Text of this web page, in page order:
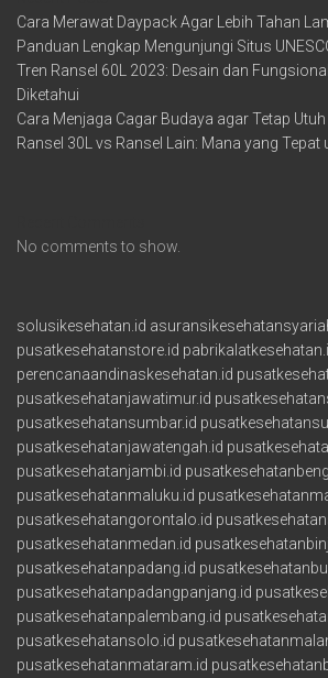
Cara Merawat Daypack Agar Lebih Tahan
Panduan Lengkap Mengunjungi Situs
Tren Ransel 60L 2023: Desain dan
Diketahui
Cara Menjaga Cagar Budaya agar Tetap
Ransel 30L vs Ransel Lain: Mana yang Tepat
No comments to show.
solusikesehatan.id
pusatkesehatanstore.id
perencanaandinaskesehatan.id
pusatkesehatanjawatimur.id
pusatkesehatansumbar.id
pusatkesehatanjawatengah.id
pusatkesehatanjambi.id
pusatkesehatanmaluku.id
pusatkesehatangorontalo.id
pusatkesehatanmedan.id
pusatkesehatanpadang.id
pusatkesehatanpadangpanjang.id
pusatkesehatanpalembang.id
pusatkesehatansolo.id
pusatkesehatanmataram.id